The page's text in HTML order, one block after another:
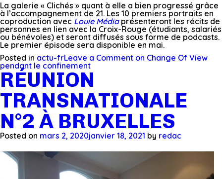
La galerie « Clichés » quant à elle a bien progressé grâce
à l’accompagnement de 21. Les 10 premiers portraits en
coproduction avec Louie Médiaprésenteront les récits de
personnes en lien avec la Croix-Rouge (étudiants, salariés
ou bénévoles) et seront diffusés sous forme de podcasts.
Le premier épisode sera disponible en mai.
Posted in actu-frLeave a Comment on Change Of View
pendant le confinement
RÉUNION
TRANSNATIONALE
N°2 À BRUXELLES
Posted on mars 2, 2020janvier 18, 2021 by redac